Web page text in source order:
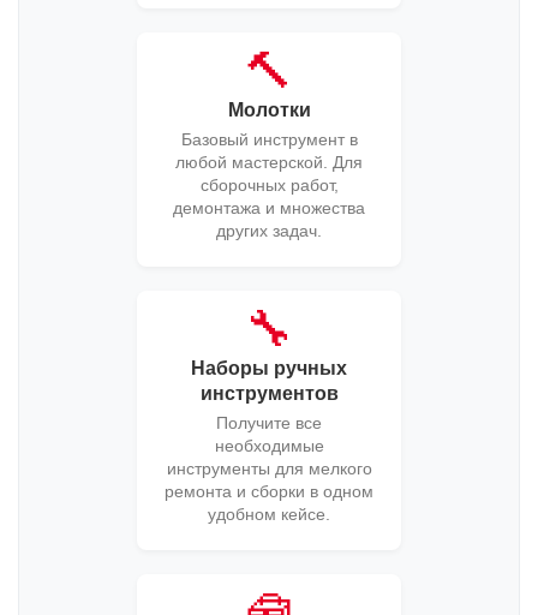
🔨
Молотки
Базовый инструмент в
любой мастерской. Для
сборочных работ,
демонтажа и множества
других задач.
🔧
Наборы ручных
инструментов
Получите все
необходимые
инструменты для мелкого
ремонта и сборки в одном
удобном кейсе.